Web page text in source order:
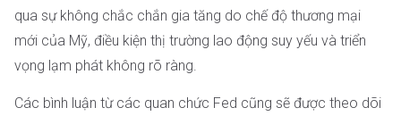
qua sự không chắc chắn gia tăng do chế độ thương mại
mới của Mỹ, điều kiện thị trường lao động suy yếu và triển
vọng lạm phát không rõ ràng.
Các bình luận từ các quan chức Fed cũng sẽ được theo dõi